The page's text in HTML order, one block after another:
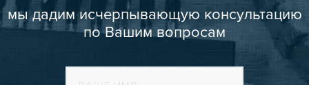
мы дадим исчерпывающую консультацию
по Вашим вопросам